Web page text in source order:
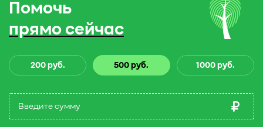
Помочь
прямо сейчас
200 руб. 500 руб. 1000 руб.